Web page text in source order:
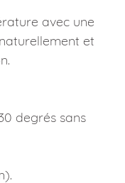
avec une
et
degrés sans